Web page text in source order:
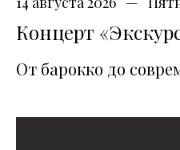
Концерт
От барокко до